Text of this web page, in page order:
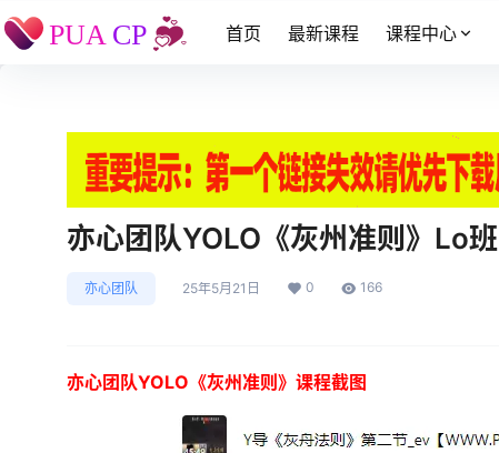
首页 最新课程 课程中心
亦心团队YOLO《灰州准则》Lo班
亦心团队 25年5月21日 0 166
亦心团队YOLO《灰州准则》课程截图